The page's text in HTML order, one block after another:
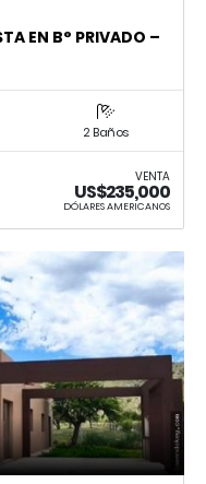
EN B° PRIVADO –
2 Baños
VENTA
US$235,000
DÓLARES AMERICANOS